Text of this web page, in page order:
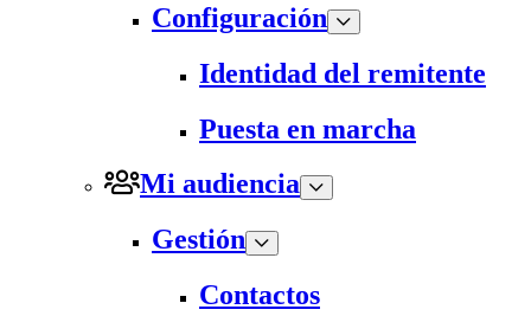
Configuración
Identidad del remitente
Puesta en marcha
Mi audiencia
Gestión
Contactos